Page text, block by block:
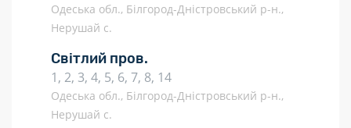
Одеська обл., Білгород-Дністровський р-н.,
Нерушай с.
Світлий пров.
1, 2, 3, 4, 5, 6, 7, 8, 14
Одеська обл., Білгород-Дністровський р-н.,
Нерушай с.